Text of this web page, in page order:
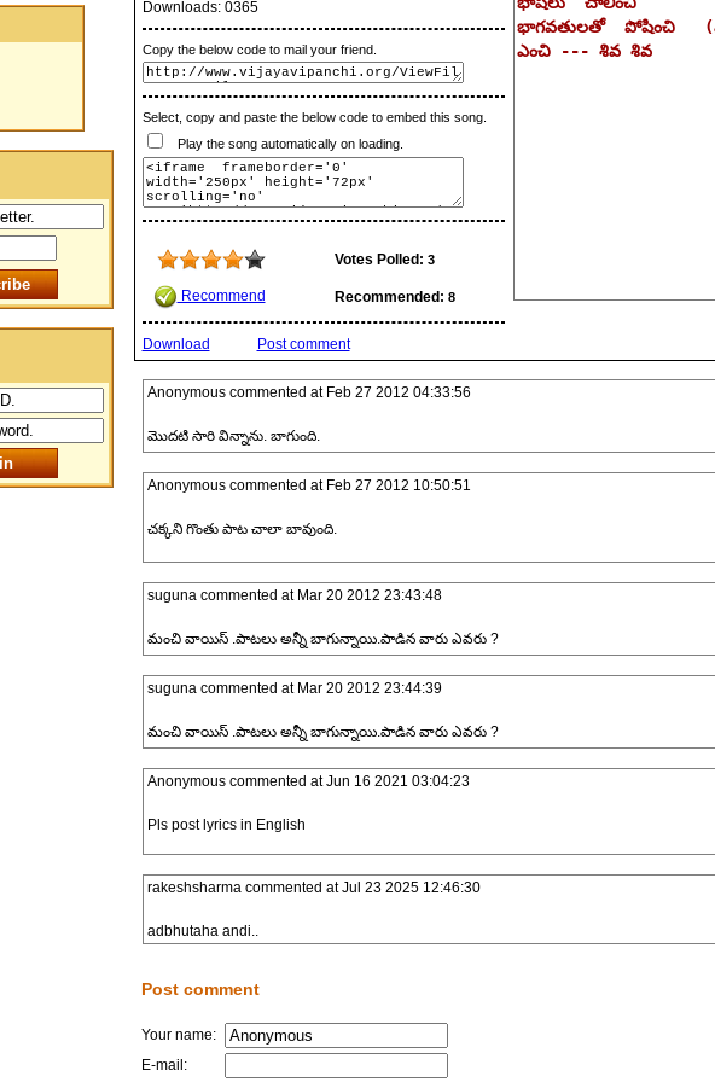
Downloads: 0365
Copy the below code to mail your friend.
Select, copy and paste the below code to embed this song.
Play the song automatically on loading.
Votes Polled: 3
Recommend Recommended: 8
Download Post comment
Anonymouscommented at Feb 27 2012 04:33:56
మొదటి సారి విన్నాను. బాగుంది.
Anonymouscommented at Feb 27 2012 10:50:51
చక్కని గొంతు పాట చాలా బావుంది.
sugunacommented at Mar 20 2012 23:43:48
మంచి వాయిస్ .పాటలు అన్నీ బాగున్నాయి.పాడిన వారు ఎవరు ?
sugunacommented at Mar 20 2012 23:44:39
మంచి వాయిస్ .పాటలు అన్నీ బాగున్నాయి.పాడిన వారు ఎవరు ?
Anonymouscommented atJun 16 2021 03:04:23
Pls post lyrics in English
rakeshsharmacommented atJul 23 2025 12:46:30
adbhutaha andi..
Post comment
Your name:
E-mail: